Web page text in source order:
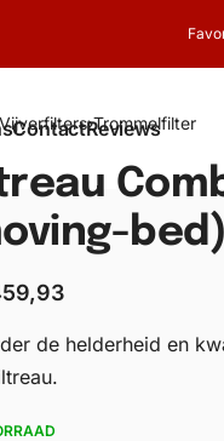
ContactReviews
Vijverfilters›Trommelfilter
de helderheid en